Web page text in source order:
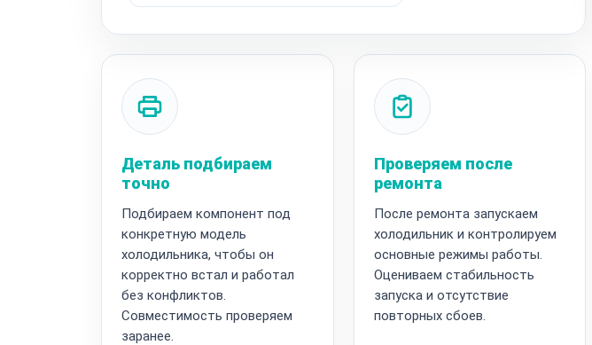
Деталь подбираем
точно
Подбираем компонент под
конкретную модель
холодильника, чтобы он
корректно встал и работал
без конфликтов.
Совместимость проверяем
заранее.
Проверяем после
ремонта
После ремонта запускаем
холодильник и контролируем
основные режимы работы.
Оцениваем стабильность
запуска и отсутствие
повторных сбоев.